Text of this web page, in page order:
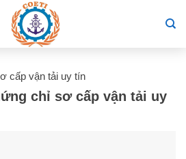
cấp vận tải uy tín
chỉ sơ cấp vận tải uy